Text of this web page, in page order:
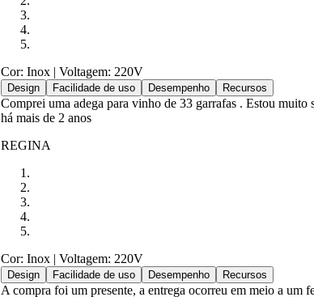
Cor: Inox | Voltagem: 220V
Design Facilidade de uso Desempenho Recursos
Comprei uma adega para vinho de 33 garrafas . Estou muito
há mais de 2 anos
REGINA
Cor: Inox | Voltagem: 220V
Design Facilidade de uso Desempenho Recursos
A compra foi um presente, a entrega ocorreu em meio a